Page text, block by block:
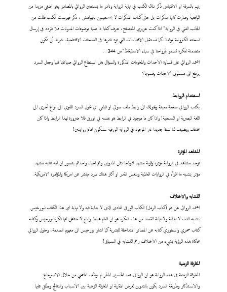
يتهم بالسرقة او الاقتباس ذكر تلك الكتب في نهاية الرواية ونادر ما يستعين الروائي بالمصادر وهو اضفى مزيدا من
الواقعية وصارت كأنها مذكرات بل حتى كتاب المذكرات لا يستعينون بالهوامش ، ذكر فهرست الكتب قللت من
الجانب الفني في الرواية" اذا كنت عزيزي المتصفح، تعرف كتابا ذا صلة بموضوعات المدونات فلا تتردد في إرسال
نسخته الكترونية لموقعنا ..كما نستقبل الاقتباسات التي تود نشرها في الصفحات الافتتاحية، شرط أن تكون
متضمنة لفكرة تسمو بأرواحنا في سماء الاستيقاظ"ص 344 . .
اعتمد الروائي على قساوة الاحداث والمعلومات المذكورة والسؤال هل استطاع الروائي صياغتها فنيا وجعل السرد
يرتفع الى مستوى الاحداث وقسوتها؟
استخدام الروابط
يكتب الروائي صفحة معينة ويحولك الى رابط ملف صوتي او فيلمي اي تحول السرد اللغوي الى انواع أخرى الى
اللغة البصرية او السمعية! واذا كان ما موجود في الرابط هو نفسه في الورق فلا ضرورة لهذا الرابط واذا كان
يختلف ويضيف لنا شيئا جديدا غير الموجود في الرواية الورقية سنكون امام روايتين!
المشاهد المؤثرة
توجد مشاهد في الرواية مؤثرة وقوية مشهد انموذجا دفن المدونين وهم احياء واحدهم يتصور ان امه تأتيه مشهد
مؤثر يشبه ما اقرأه في الروايات العالمية وبنفس القدر او اكثر هناك سرد مباشر عن امريكا والمؤامرة الامريكية.
التشابه والاختلاف
اعتمد الروائي عن علم (كتاب الرمل) الكتاب الورقي العادي الذي لا بداية فيه ولا نهاية اي هذا الكتاب لبورخيس
يشبه النت لا بداية ولا نهاية القصد من هذه الفكرة هو ان العالم محيط واسع لا منتاهي انها فكرة بورخيس وكتابه
كتاب سحري واسطوري كتابه عن المصائر المتداخلة للبشرية كما اشار بورخيس الى مفهوم الصدمة، وحاول الروائي
محاكاة هذه الرؤية بشيء من الاختلاف رغم التشابه في السياق!
المفارقة الزمنية
المفارقة الزمنية في هذه الرواية هو ان الروائي عبد الحسين المطر لم يوظف الماضي من خلال الاسترجاع
والاستذكار وطريقة السرد يكون بالتدوين لفرض المقارنة او المفارقة الزمنية بين الاسباب والنتائج ويطلق عليها